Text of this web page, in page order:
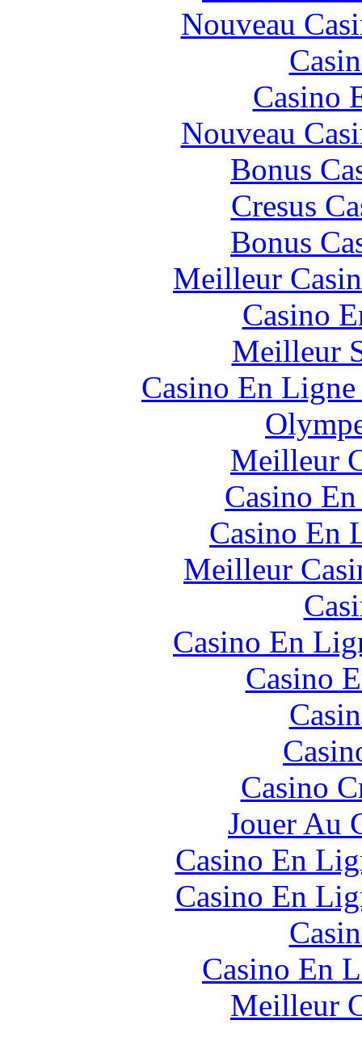
Nouveau
Casino
Nouveau
Bonus
Cresus
Bonus
Meilleur
Casino
Meilleur
Casino En
Meilleur
Casino
Casino En
Meilleur
Casino En
Casino
Casino
Jouer Au
Casino En
Casino En
Casino En
Meilleur